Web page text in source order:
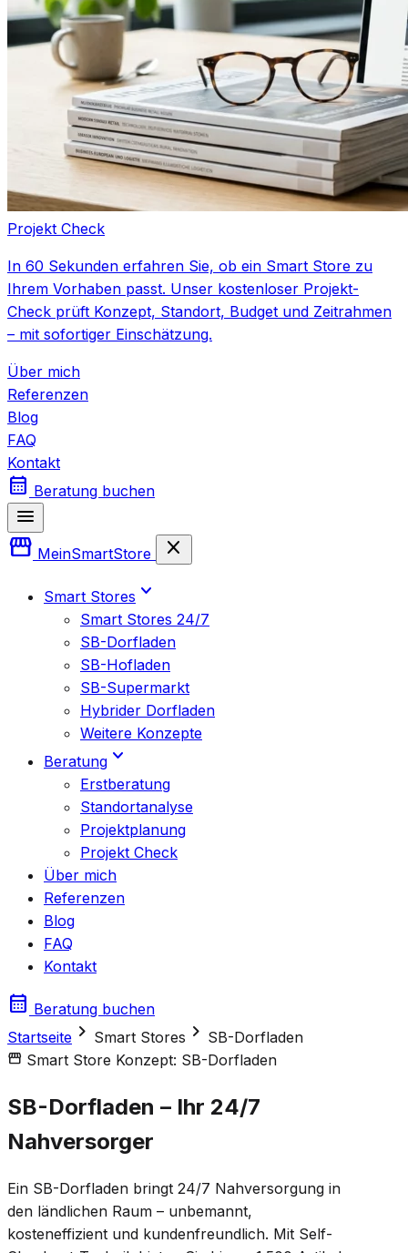
Projekt Check
In 60 Sekunden erfahren Sie, ob ein Smart Store zu
Ihrem Vorhaben passt. Unser kostenloser Projekt-
Check prüft Konzept, Standort, Budget und Zeitrahmen
– mit sofortiger Einschätzung.
Über mich
Referenzen
Blog
FAQ
Kontakt
calendar_month Beratung buchen
menu
storefront MeinSmartStore close
Smart Stores expand_more
Smart Stores 24/7
SB-Dorfladen
SB-Hofladen
SB-Supermarkt
Hybrider Dorfladen
Weitere Konzepte
Beratung expand_more
Erstberatung
Standortanalyse
Projektplanung
Projekt Check
Über mich
Referenzen
Blog
FAQ
Kontakt
calendar_month Beratung buchen
Startseite chevron_right Smart Stores chevron_right SB-Dorfladen
storefront Smart Store Konzept: SB-Dorfladen
SB-Dorfladen – Ihr 24/7
Nahversorger
Ein SB-Dorfladen bringt 24/7 Nahversorgung in
den ländlichen Raum – unbemannt,
kosteneffizient und kundenfreundlich. Mit Self-